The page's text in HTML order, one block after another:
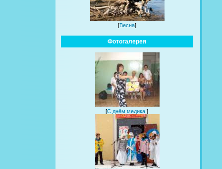
[Весна]
Фотогалерея
[С днём медика.]